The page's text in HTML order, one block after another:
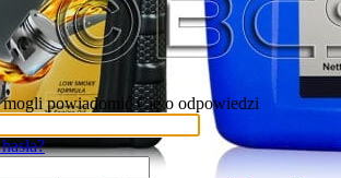
powiadomić Cię o odpowiedzi